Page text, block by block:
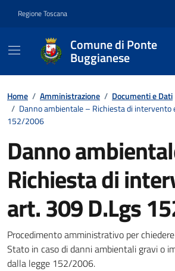
Regione Toscana
Comune di Ponte
Buggianese
Contenuti in evidenza
Home / Amministrazione / Documenti e Dati
/ Danno ambientale – Richiesta di intervento
152/2006
Danno
Richiesta di
art. 309 D.Lgs
Dettagli del documento
Procedimento amministrativo per
Stato in caso di danni ambientali gravi o
dalla legge 152/2006.